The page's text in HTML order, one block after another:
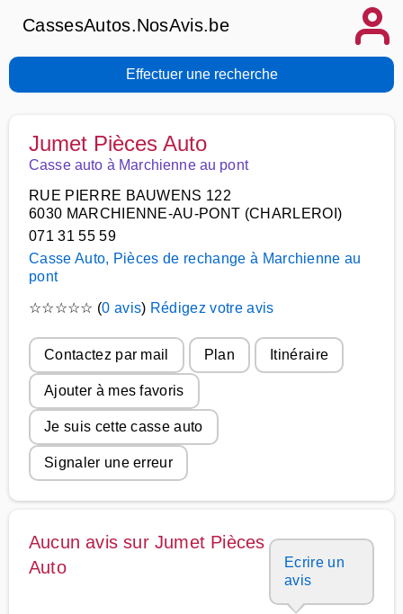
CassesAutos.NosAvis.be
Effectuer une recherche
Jumet Pièces Auto
Casse auto à Marchienne au pont
RUE PIERRE BAUWENS 122
6030 MARCHIENNE-AU-PONT (CHARLEROI)
071 31 55 59
Casse Auto, Pièces de rechange à Marchienne au
pont
☆☆☆☆☆ (0 avis) Rédigez votre avis
Contactez par mail Plan Itinéraire
Ajouter à mes favoris
Je suis cette casse auto
Signaler une erreur
Aucun avis sur Jumet Pièces
Auto
Ecrire un
avis